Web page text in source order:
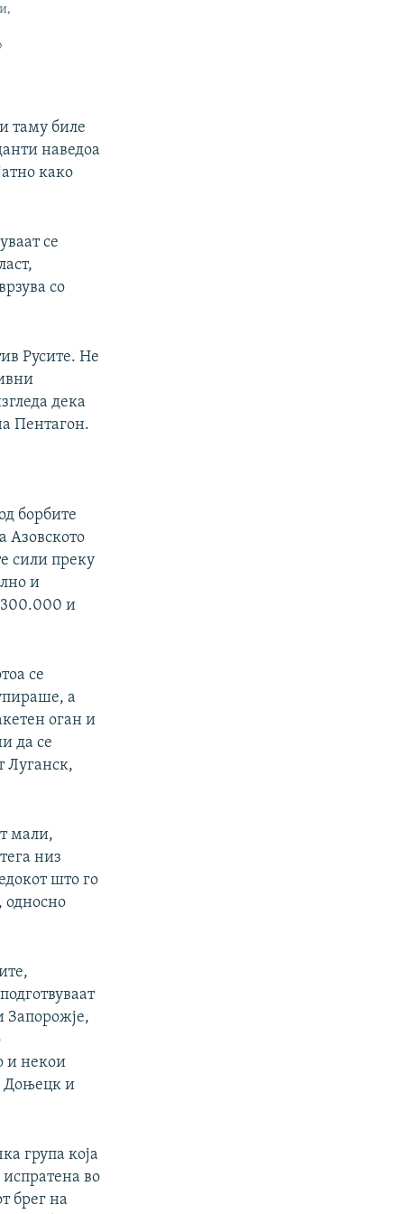
таму биле
наведоа
како
се
со
Русите. Не
дека
Пентагон.
борбите
Азовското
сили преку
и
300.000 и
се
а
оган и
да се
Луганск,
мали,
низ
што го
односно
Запорожје,
и некои
Доњецк и
група која
во
брег на